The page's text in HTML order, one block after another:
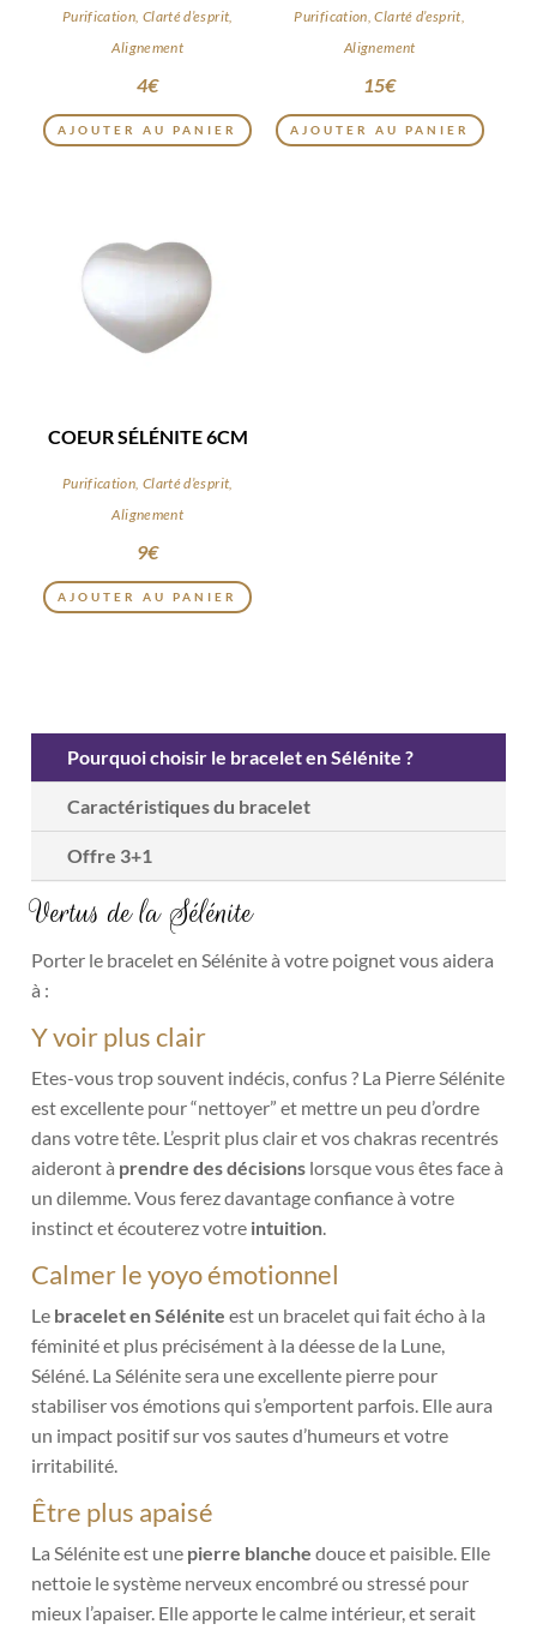
Purification, Clarté d’esprit,
Alignement
4€
AJOUTER AU PANIER
Purification, Clarté d’esprit,
Alignement
15€
AJOUTER AU PANIER
COEUR SÉLÉNITE 6CM
Purification, Clarté d’esprit,
Alignement
9€
AJOUTER AU PANIER
Pourquoi choisir le bracelet en Sélénite ?
Caractéristiques du bracelet
Offre 3+1
Vertus de la Sélénite
Porter le bracelet en Sélénite à votre poignet vous aidera
à :
Y voir plus clair
Etes-vous trop souvent indécis, confus ? La Pierre Sélénite
est excellente pour “nettoyer” et mettre un peu d’ordre
dans votre tête. L’esprit plus clair et vos chakras recentrés
aideront à prendre des décisions lorsque vous êtes face à
un dilemme. Vous ferez davantage confiance à votre
instinct et écouterez votre intuition.
Calmer le yoyo émotionnel
Le bracelet en Sélénite est un bracelet qui fait écho à la
féminité et plus précisément à la déesse de la Lune,
Séléné. La Sélénite sera une excellente pierre pour
stabiliser vos émotions qui s’emportent parfois. Elle aura
un impact positif sur vos sautes d’humeurs et votre
irritabilité.
Être plus apaisé
La Sélénite est une pierre blanchedouce et paisible. Elle
nettoie le système nerveux encombré ou stressé pour
mieux l’apaiser. Elle apporte le calme intérieur, et serait